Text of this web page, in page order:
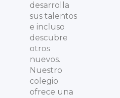
desarrolla
sus talentos
e incluso
descubre
otros
nuevos.
Nuestro
colegio
ofrece una